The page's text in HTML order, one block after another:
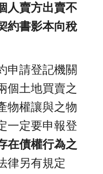
人賣方出賣不
約書影本向稅
申請登記機關
個土地買賣之
物權讓與之物
一定要申報登
在債權行為之
律另有規定